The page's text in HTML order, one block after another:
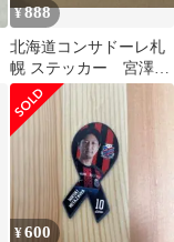
¥888
北海道コンサドーレ札
幌 ステッカー 宮澤裕
樹 田中宏武
¥600